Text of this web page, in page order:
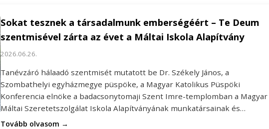
Sokat tesznek a társadalmunk emberségéért – Te Deum
szentmisével zárta az évet a Máltai Iskola Alapítvány
2026.06.26.
Tanévzáró hálaadó szentmisét mutatott be Dr. Székely János, a
Szombathelyi egyházmegye püspöke, a Magyar Katolikus Püspöki
Konferencia elnöke a badacsonytomaji Szent Imre-templomban a Magyar
Máltai Szeretetszolgálat Iskola Alapítványának munkatársainak és…
Tovább olvasom →